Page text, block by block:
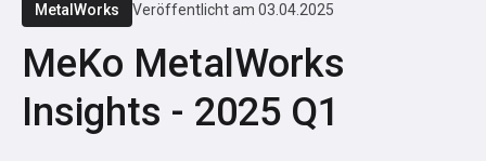
MetalWorks Veröffentlicht am 03.04.2025
MeKo MetalWorks
Insights - 2025 Q1